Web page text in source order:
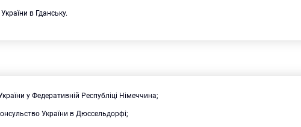
в Гданську.
у Федеративній Республіці Німеччина;
України в Дюссельдорфі;